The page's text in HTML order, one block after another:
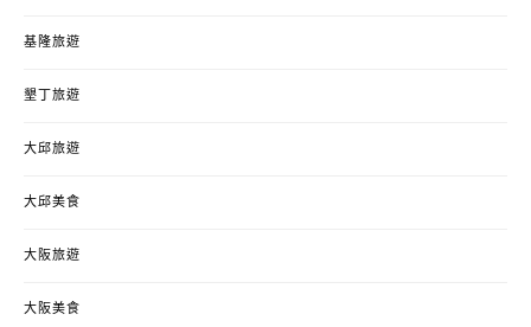
基隆旅遊
墾丁旅遊
大邱旅遊
大邱美食
大阪旅遊
大阪美食